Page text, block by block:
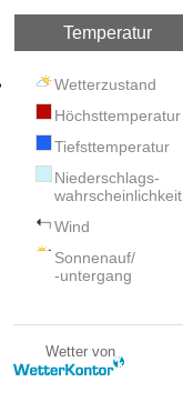
Temperatur
Wetterzustand
Höchsttemperatur
Tiefsttemperatur
Niederschlags-
wahrscheinlichkeit
Wind
Sonnenauf/
-untergang
Wetter von